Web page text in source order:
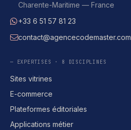
Charente-Maritime — France
WhatsApp
+33 6 51 57 81 23
E-mailcontact@agencecodemaster.com
— EXPERTISES · 8 DISCIPLINES
Sites vitrines
E-commerce
Plateformes éditoriales
Applications métier